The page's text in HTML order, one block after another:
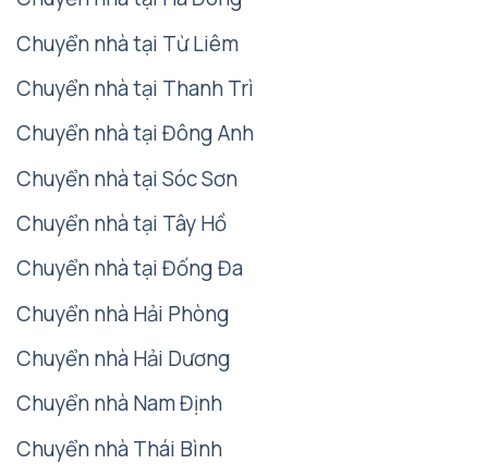
Chuyển nhà tại Từ Liêm
Chuyển nhà tại Thanh Trì
Chuyển nhà tại Đông Anh
Chuyển nhà tại Sóc Sơn
Chuyển nhà tại Tây Hồ
Chuyển nhà tại Đống Đa
Chuyển nhà Hải Phòng
Chuyển nhà Hải Dương
Chuyển nhà Nam Định
Chuyển nhà Thái Bình